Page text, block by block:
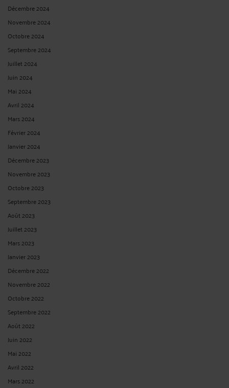
Décembre 2024
Novembre 2024
Octobre 2024
Septembre 2024
Juillet 2024
Juin 2024
Mai 2024
Avril 2024
Mars 2024
Février 2024
Janvier 2024
Décembre 2023
Novembre 2023
Octobre 2023
Septembre 2023
Août 2023
Juillet 2023
Mars 2023
Janvier 2023
Décembre 2022
Novembre 2022
Octobre 2022
Septembre 2022
Août 2022
Juin 2022
Mai 2022
Avril 2022
Mars 2022